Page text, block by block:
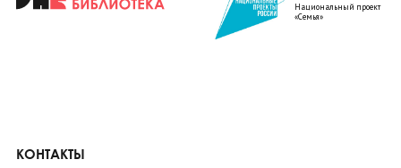
Национальный проект
«Семья»
КОНТАКТЫ